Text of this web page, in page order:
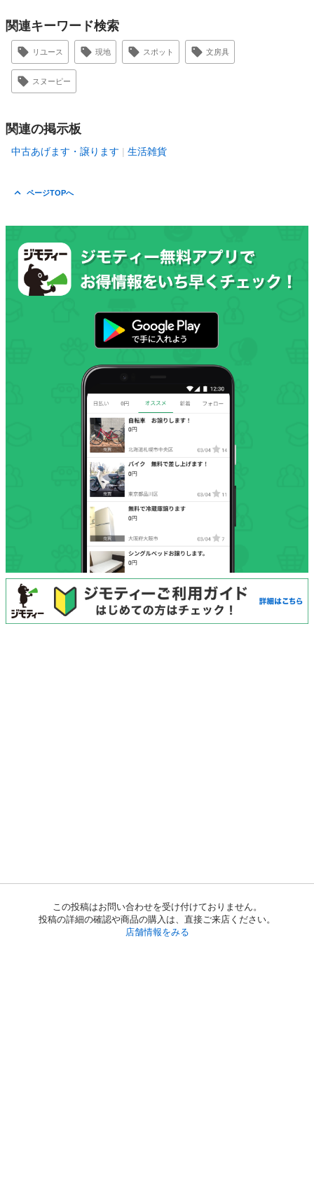
この投稿はお問い合わせを受け付けておりません。
投稿の詳細の確認や商品の購入は、直接ご来店ください。
店舗情報をみる
関連キーワード検索
リユース 現地 スポット 文房具
スヌーピー
関連の掲示板
中古あげます・譲ります 生活雑貨
ページTOPへ